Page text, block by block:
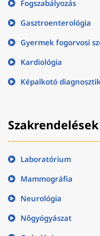
Fogszabályozás
Gasztroenterológia
Gyermek fogorvosi
Kardiológia
Képalkotó
Szakrendelések
Laboratórium
Mammográfia
Neurológia
Nőgyógyászat